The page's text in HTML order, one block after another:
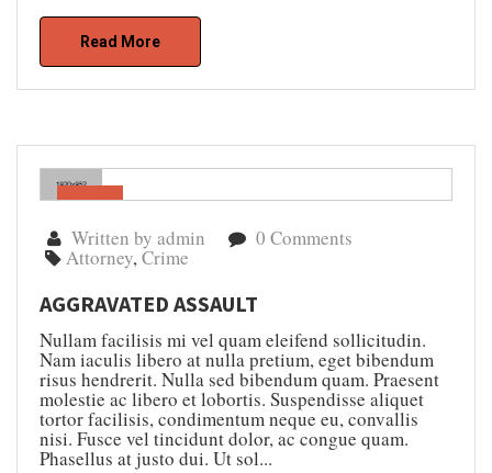
Read More
Gen
05
Written by admin 0 Comments
Attorney,Crime
AGGRAVATED ASSAULT
Nullam facilisis mi vel quam eleifend sollicitudin.
Nam iaculis libero at nulla pretium, eget bibendum
risus hendrerit. Nulla sed bibendum quam. Praesent
molestie ac libero et lobortis. Suspendisse aliquet
tortor facilisis, condimentum neque eu, convallis
nisi. Fusce vel tincidunt dolor, ac congue quam.
Phasellus at justo dui. Ut sol...